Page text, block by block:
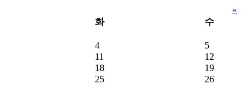
«
화 수
4 5
11 12
18 19
25 26